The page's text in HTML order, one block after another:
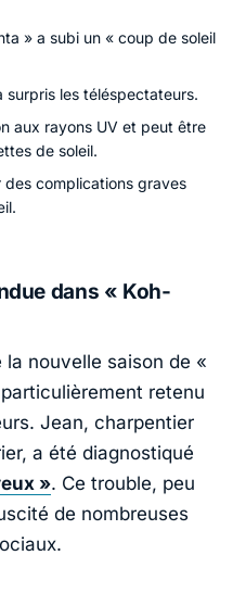
» a subi un « coup de soleil
surpris les téléspectateurs.
aux rayons UV et peut être
de soleil.
complications graves
dans « Koh-
nouvelle saison de «
retenu
Jean, charpentier
a été diagnostiqué
». Ce trouble, peu
de nombreuses